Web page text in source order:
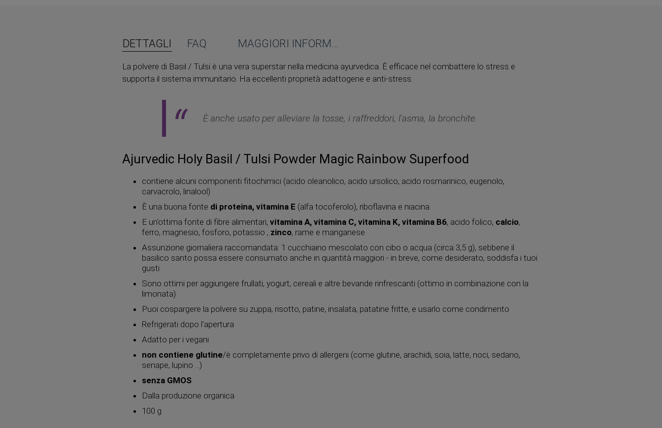
DETTAGLI
La polvere di Basil / Tulsi è una vera superstar nella medicina ayurvedica. È efficace nel combattere lo stress e
supporta il sistema immunitario. Ha eccellenti proprietà adattogene e anti-stress.
È anche usato per alleviare la tosse, i raffreddori, l'asma, la bronchite.
Ajurvedic Holy Basil / Tulsi Powder Magic Rainbow Superfood
contiene alcuni componenti fitochimici (acido oleanolico, acido ursolico, acido rosmarinico, eugenolo,
carvacrolo, linalool)
È una buona fonte di proteina, vitamina E (alfa tocoferolo), riboflavina e niacina
E un'ottima fonte di fibre alimentari,vitamina A, vitamina C, vitamina K, vitamina B6, acido folico, calcio,
ferro, magnesio, fosforo, potassio , zinco, rame e manganese
Assunzione giornaliera raccomandata: 1 cucchiaino mescolato con cibo o acqua (circa 3,5 g), sebbene il
basilico santo possa essere consumato anche in quantità maggiori - in breve, come desiderato, soddisfa i tuoi
gusti
Sono ottimi per aggiungere frullati, yogurt, cereali e altre bevande rinfrescanti (ottimo in combinazione con la
limonata)
Puoi cospargere la polvere su zuppa, risotto, patine, insalata, patatine fritte, e usarlo come condimento
Refrigerati dopo l'apertura
Adatto per i vegani
non contiene glutine/è completamente privo di allergeni (come glutine, arachidi, soia, latte, noci, sedano,
senape, lupino ...)
senza GMOS
Dalla produzione organica
100 g
FAQ MAGGIORI INFORMAZIONI